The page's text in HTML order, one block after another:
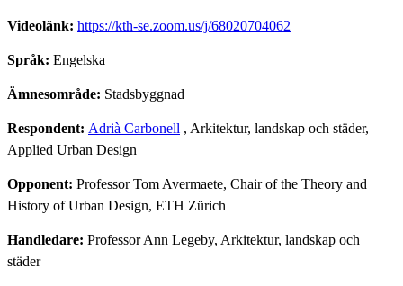
Videolänk: https://kth-se.zoom.us/j/68020704062
Språk: Engelska
Ämnesområde: Stadsbyggnad
Respondent: Adrià Carbonell , Arkitektur, landskap och städer,
Applied Urban Design
Opponent: Professor Tom Avermaete, Chair of the Theory and
History of Urban Design, ETH Zürich
Handledare: Professor Ann Legeby, Arkitektur, landskap och
städer